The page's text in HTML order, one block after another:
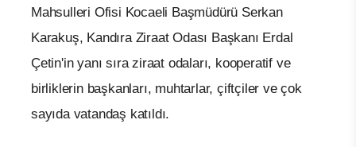
Mahsulleri Ofisi Kocaeli Başmüdürü Serkan
Karakuş, Kandıra Ziraat Odası Başkanı Erdal
Çetin'in yanı sıra ziraat odaları, kooperatif ve
birliklerin başkanları, muhtarlar, çiftçiler ve çok
sayıda vatandaş katıldı.